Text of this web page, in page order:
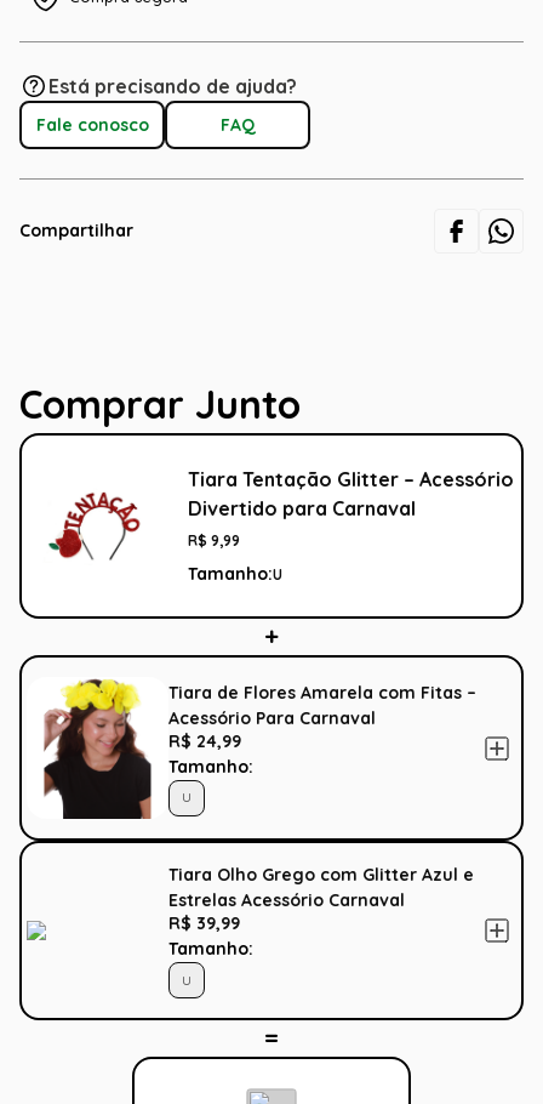
Está precisando de ajuda?
Fale conosco FAQ
Compartilhar
Comprar Junto
Tiara Tentação Glitter – Acessório
Divertido para Carnaval
R$ 9,99
Tamanho:U
Tiara de Flores Amarela com Fitas –
Acessório Para Carnaval
R$ 24,99
Tamanho:
U
Tiara Olho Grego com Glitter Azul e
Estrelas Acessório Carnaval
R$ 39,99
Tamanho:
U